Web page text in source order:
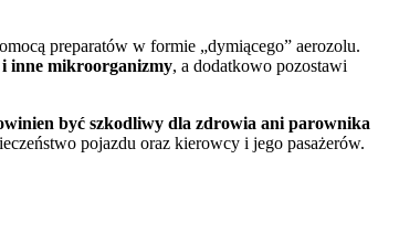
preparatów w formie „dymiącego” aerozolu.
inne mikroorganizmy, a dodatkowo pozostawi
być szkodliwy dla zdrowia ani parownika
pojazdu oraz kierowcy i jego pasażerów.